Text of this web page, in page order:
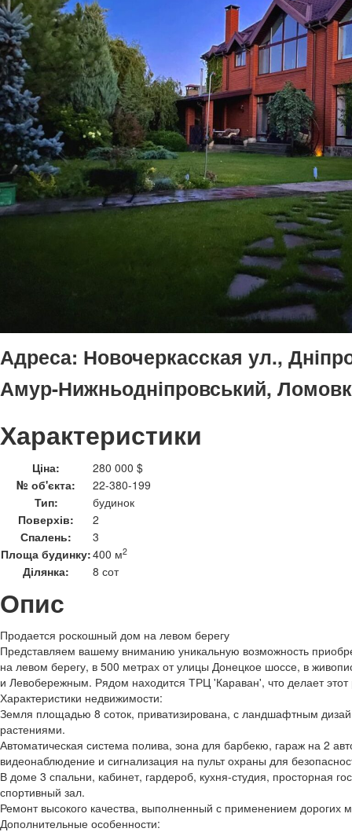
Адреса: Новочеркасская ул.,
Амур-Нижньодніпровський,
Характеристики
Ціна:
280 000 $
№ об'єкта:
22-380-199
Тип:
будинок
Поверхів:
2
Спалень:
3
Площа будинку:400 м2
Ділянка: 8 сот
Опис
Продается роскошный дом на левом берегу
Представляем вашему вниманию уникальную возможность
на левом берегу, в 500 метрах от улицы Донецкое шоссе, в
и Левобережным. Рядом находится ТРЦ 'Караван', что делает
Характеристики недвижимости:
Земля площадью 8 соток, приватизирована, с ландшафтным
растениями.
Автоматическая система полива, зона для барбекю, гараж на 2
видеонаблюдение и сигнализация на пульт охраны для
В доме 3 спальни, кабинет, гардероб, кухня-студия, просторная
спортивный зал.
Ремонт высокого качества, выполненный с применением дорогих
Дополнительные особенности: